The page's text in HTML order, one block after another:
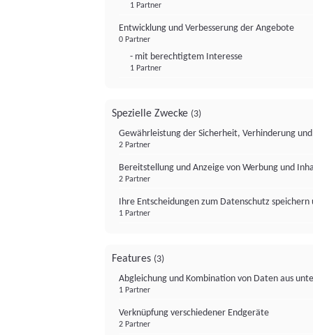
1 Partner
Entwicklung und Verbesserung der Angebote
0 Partner
- mit berechtigtem Interesse
1 Partner
Spezielle Zwecke (3)
Gewährleistung der Sicherheit, Verhinderung
2 Partner
Bereitstellung und Anzeige von Werbung und
2 Partner
Ihre Entscheidungen zum Datenschutz
1 Partner
Features (3)
Abgleichung und Kombination von Daten aus
1 Partner
Verknüpfung verschiedener Endgeräte
2 Partner